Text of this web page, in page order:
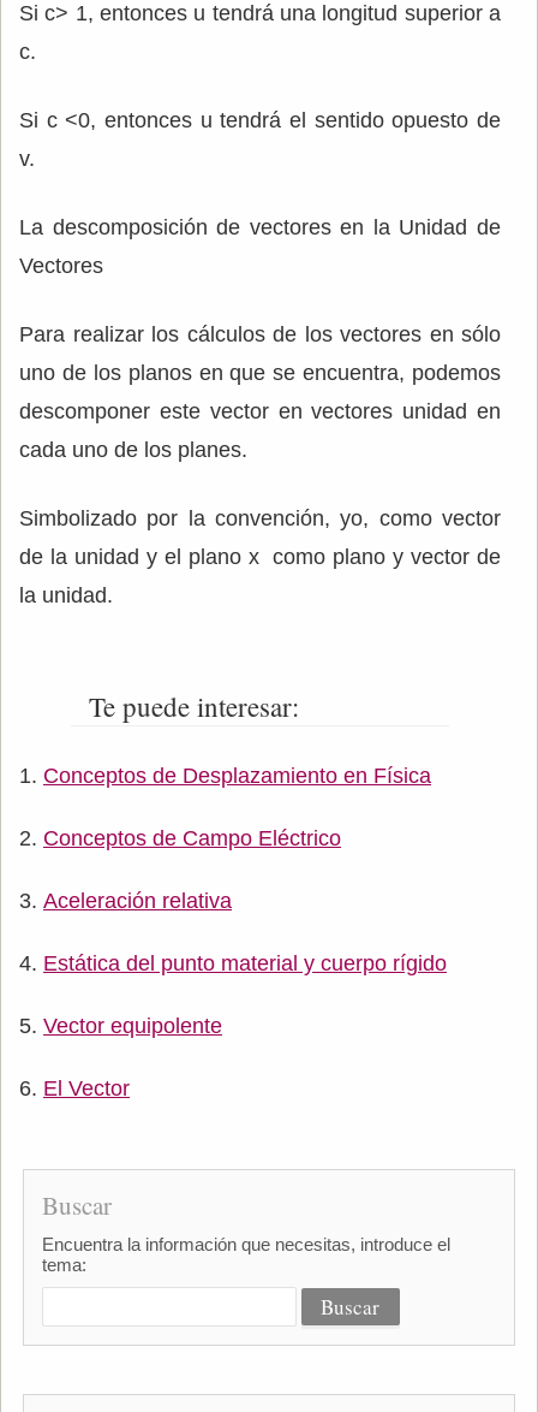
Si c> 1, entonces u tendrá una longitud superior a
c.
Si c <0, entonces u tendrá el sentido opuesto de
v.
La descomposición de vectores en la Unidad de
Vectores
Para realizar los cálculos de los vectores en sólo
uno de los planos en que se encuentra, podemos
descomponer este vector en vectores unidad en
cada uno de los planes.
Simbolizado por la convención, yo, como vector
de la unidad y el plano x como plano y vector de
la unidad.
Te puede interesar:
Conceptos de Desplazamiento en Física
Conceptos de Campo Eléctrico
Aceleración relativa
Estática del punto material y cuerpo rígido
Vector equipolente
El Vector
Buscar
Encuentra la información que necesitas, introduce el
tema: